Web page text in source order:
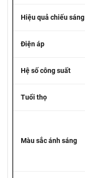
Hiệu quả chiếu sáng
Điện áp
Hệ số công suất
Tuổi thọ
Màu sắc ánh sáng